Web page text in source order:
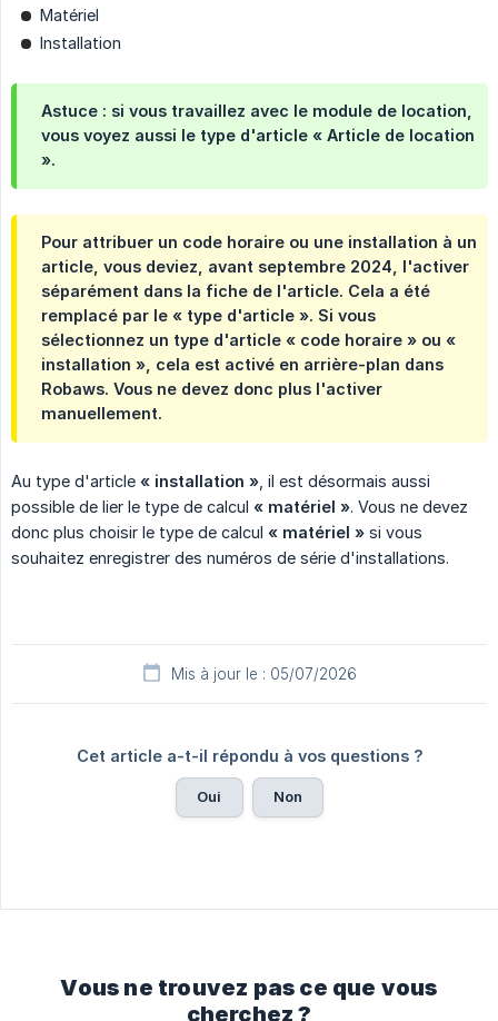
Matériel
Installation
Astuce : si vous travaillez avec le module de location,
vous voyez aussi le type d'article « Article de location
».
Pour attribuer un code horaire ou une installation à un
article, vous deviez, avant septembre 2024, l'activer
séparément dans la fiche de l'article. Cela a été
remplacé par le « type d'article ». Si vous
sélectionnez un type d'article « code horaire » ou «
installation » , cela est activé en arrière-plan dans
Robaws. Vous ne devez donc plus l'activer
manuellement.
Au type d'article « installation » , il est désormais aussi
possible de lier le type de calcul « matériel ». Vous ne devez
donc plus choisir le type de calcul « matériel » si vous
souhaitez enregistrer des numéros de série d'installations.
Mis à jour le : 05/07/2026
Cet article a-t-il répondu à vos questions ?
Oui Non
Vous ne trouvez pas ce que vous
cherchez ?